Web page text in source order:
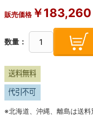
販売価格￥183,260
数量：
※北海道、沖縄、離島は送料